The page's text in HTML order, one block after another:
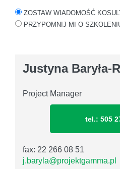
ZOSTAW WIADOMOŚĆ
PRZYPOMNIJ MI O
Justyna Baryła-
Project Manager
tel.: 505
fax: 22 266 08 51
j.baryla@projektgamma.pl